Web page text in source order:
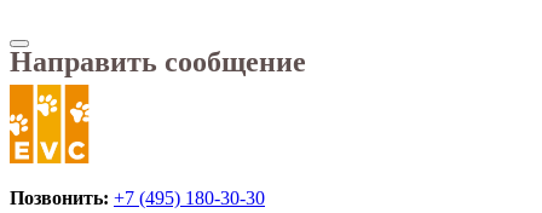
Направить сообщение
Позвонить: +7 (495) 180-30-30